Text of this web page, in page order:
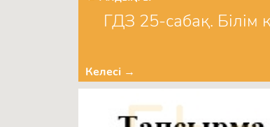
ГДЗ 25-сабақ. Білім
Келесі →